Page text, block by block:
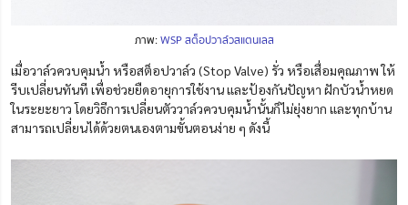
ภาพ:WSP สต็อปวาล์วสแตนเลส
เมื่อวาล์วควบคุมน้ำ หรือสต็อปวาล์ว (Stop Valve) รั่ว หรือเสื่อมคุณภาพ ให้
รีบเปลี่ยนทันที เพื่อช่วยยืดอายุการใช้งาน และป้องกันปัญหา ฝักบัวน้ำหยด
ในระยะยาว โดยวิธีการเปลี่ยนตัววาล์วควบคุมน้ำนั้นก็ไม่ยุ่งยาก และทุกบ้าน
สามารถเปลี่ยนได้ด้วยตนเองตามขั้นตอนง่าย ๆ ดังนี้